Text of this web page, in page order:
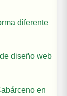
diferente
diseño web
en